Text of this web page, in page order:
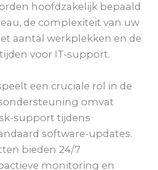
hoofdzakelijk bepaald
de complexiteit van uw
aantal werkplekken en de
voor IT-support.
een cruciale rol in de
omvat
support tijdens
software-updates.
bieden 24/7
monitoring en